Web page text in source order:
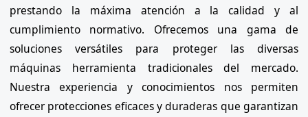
prestando la máxima atención a la calidad y al
cumplimiento normativo. Ofrecemos una gama de
soluciones versátiles para proteger las diversas
máquinas herramienta tradicionales del mercado.
Nuestra experiencia y conocimientos nos permiten
ofrecer protecciones eficaces y duraderas que garantizan